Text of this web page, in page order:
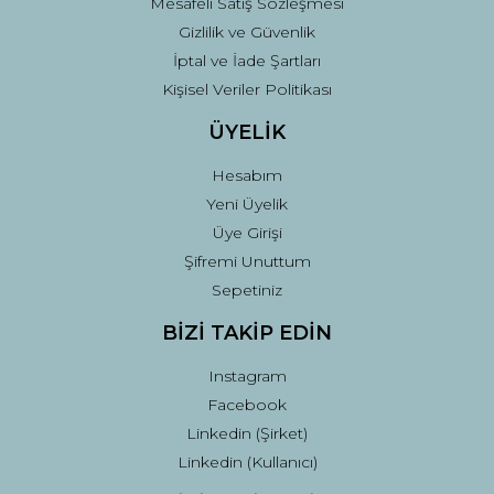
Gizlilik ve Güvenlik
İptal ve İade Şartları
Kişisel Veriler Politikası
ÜYELİK
Hesabım
Yeni Üyelik
Üye Girişi
Şifremi Unuttum
Sepetiniz
BİZİ TAKİP EDİN
Instagram
Facebook
Linkedin (Şirket)
Linkedin (Kullanıcı)